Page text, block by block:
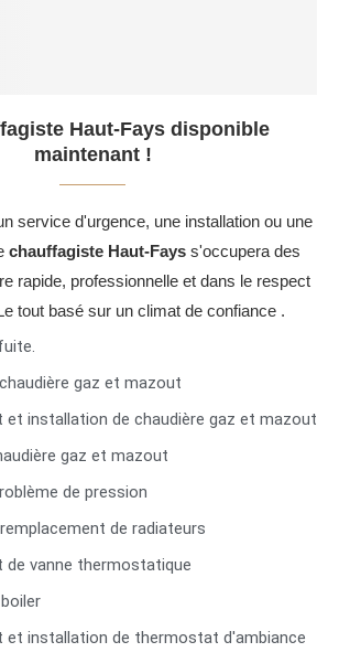
Haut-Fays disponible
maintenant !
service d'urgence, une installation ou une
chauffagiste Haut-Fays s'occupera des
rapide, professionnelle et dans le respect
tout basé sur un climat de confiance .
gaz et mazout
et installation de chaudière gaz et mazout
gaz et mazout
de pression
de radiateurs
de vanne thermostatique
et installation de thermostat d'ambiance